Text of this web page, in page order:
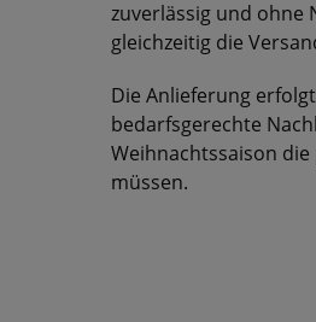
zuverlässig und ohne
gleichzeitig die
Die Anlieferung
bedarfsgerechte
Weihnachtssaison
müssen.